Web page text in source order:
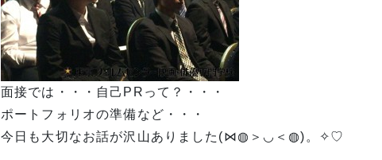
面接では・・・自己PRって？・・・
ポートフォリオの準備など・・・
今日も大切なお話が沢山ありました(⋈◍＞◡＜◍)。✧♡